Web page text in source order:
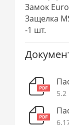
Замок
Защелка
-1 шт.
5.2